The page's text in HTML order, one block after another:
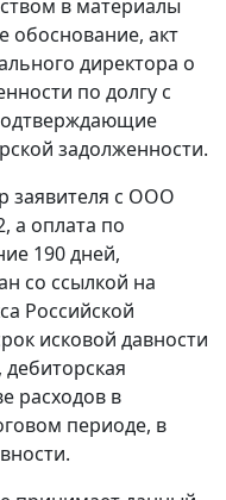
в материалы
обоснование, акт
директора о
по долгу с
задолженности.
заявителя с ООО
а оплата по
190 дней,
со ссылкой на
Российской
исковой давности
дебиторская
расходов в
периоде, в